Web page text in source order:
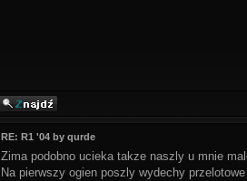
RE: R1 '04 by qurde
Zima podobno ucieka takze naszly u mnie
Na pierwszy ogien poszly wydechy